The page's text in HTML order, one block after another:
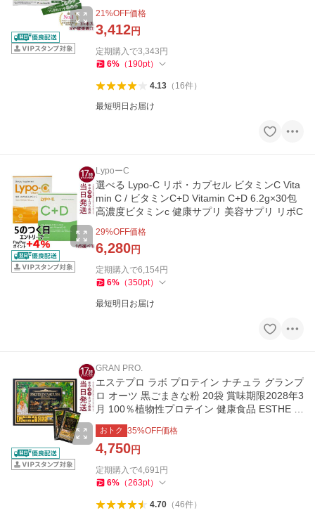
21%OFF価格
3,412円
定期購入で3,343 円
6% （ 190pt）
4.13（ 16件）
最短明日お届け
LypoーC
選べる Lypo-C リポ・カプセル ビタミンC Vita
min C / ビタミンC+D Vitamin C+D 6.2g×30包
高濃度ビタミンc 健康サプリ 美容サプリ リポC
29%OFF価格
6,280円
定期購入で6,154円
6% （350pt）
最短明日お届け
GRAN PRO.
エステプロ ラボ プロテイン ナチュラ グランプ
ロ オーツ 黒ごまきな粉 20袋 賞味期限2028年3
月 100％植物性プロテイン 健康食品 ESTHE P
RO LABO
おトク 35%OFF価格
4,750円
定期購入で4,691 円
6% （263pt）
4.70（46件）